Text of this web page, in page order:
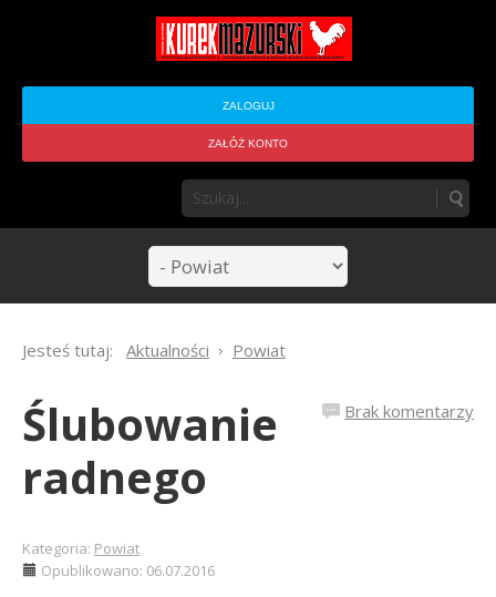
ZALOGUJ
ZAŁÓŻ KONTO
Jesteś tutaj: Aktualności Powiat
Brak komentarzy
Ślubowanie
radnego
Kategoria: Powiat
Opublikowano: 06.07.2016